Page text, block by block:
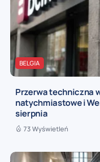
BELGIA
Przerwa techniczna
natychmiastowe i
sierpnia
73 Wyświetleń